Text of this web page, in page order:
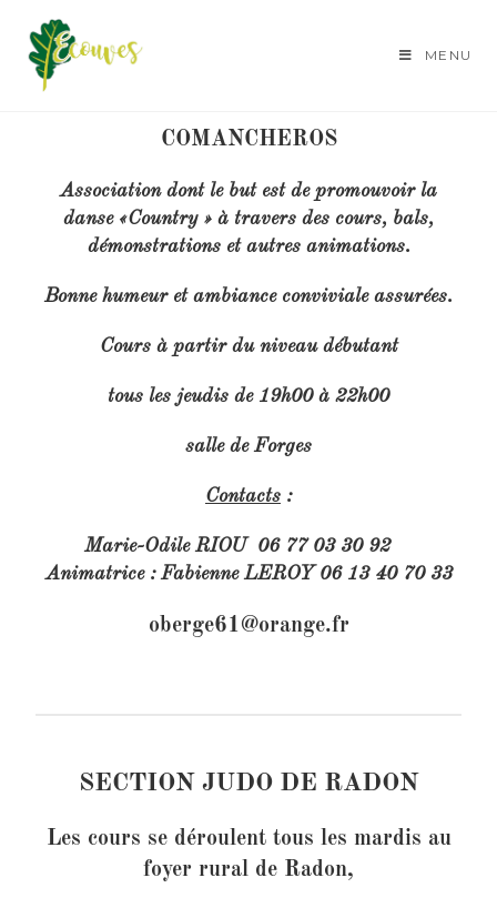
MENU
COMANCHEROS
Association dont le but est de promouvoir la
danse «Country » à travers des cours, bals,
démonstrations et autres animations.
Bonne humeur et ambiance conviviale assurées.
Cours à partir du niveau débutant
tous les jeudis de 19h00 à 22h00
salle de Forges
Contacts :
Marie-Odile RIOU 06 77 03 30 92
Animatrice : Fabienne LEROY 06 13 40 70 33
oberge61@orange.fr
SECTION JUDO DE RADON
Les cours se déroulent tous les mardis au
foyer rural de Radon,